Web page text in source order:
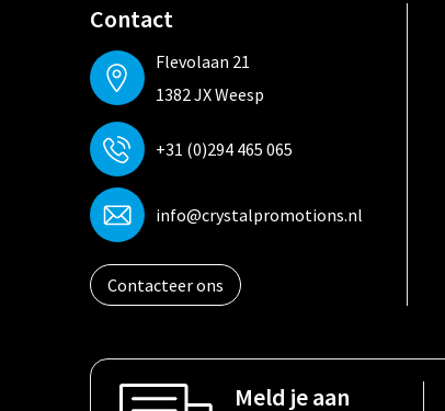
Contact
Flevolaan 21
1382 JX Weesp
+31 (0)294 465 065
info@crystalpromotions.nl
Contacteer ons
Meld je aan